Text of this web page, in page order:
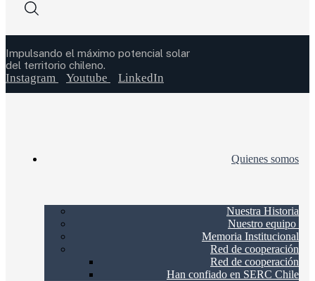
Impulsando el máximo potencial solar
del territorio chileno.
Instagram Youtube LinkedIn
Quienes somos
Nuestra Historia
Nuestro equipo
Memoria Institucional
Red de cooperación
Red de cooperación
Han confiado en SERC Chile